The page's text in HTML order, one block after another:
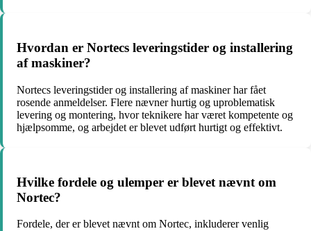
Hvordan er Nortecs leveringstider og installering
af maskiner?
Nortecs leveringstider og installering af maskiner har fået
rosende anmeldelser. Flere nævner hurtig og uproblematisk
levering og montering, hvor teknikere har været kompetente og
hjælpsomme, og arbejdet er blevet udført hurtigt og effektivt.
Hvilke fordele og ulemper er blevet nævnt om
Nortec?
Fordele, der er blevet nævnt om Nortec, inkluderer venlig